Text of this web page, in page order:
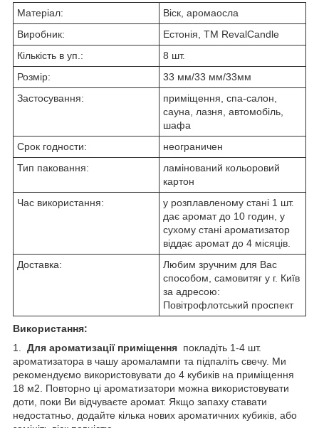
Матеріал:
Віск, аромаосла
Виробник:
Естонія, ТМ RevalCandle
Кількість в уп.:
8 шт.
Розмір:
33 мм/33 мм/33мм
Застосування:
приміщення, спа-салон,
сауна, лазня, автомобіль,
шафа
Срок годности:
неограничен
Тип паковання:
ламінований кольоровий
картон
Час використання:
у розплавленому стані 1 шт.
дає аромат до 10 годин, у
сухому стані ароматизатор
віддає аромат до 4 місяців.
Доставка:
Любим зручним для Вас
способом, самовитяг у г. Київ
за адресою:
Повітрофлотський проспект
Використання:
1.
Для ароматизації приміщення покладіть 1-4 шт.
ароматизатора в чашу аромалампи та підпаліть свечу. Ми
рекомендуємо використовувати до 4 кубиків на приміщення
18 м2. Повторно ці ароматизатори можна використовувати
доти, поки Ви відчуваєте аромат. Якщо запаху ставати
недостатньо, додайте кілька нових ароматичних кубиків, або